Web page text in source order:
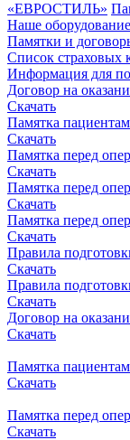
«ЕВРОСТИЛЬ»
Наше оборудование
Памятки и
Список
Информация для
Договор на
Скачать
Памятка
Скачать
Памятка перед
Скачать
Памятка перед
Скачать
Памятка перед
Скачать
Правила
Скачать
Правила
Скачать
Договор на
Скачать
Памятка
Скачать
Памятка перед
Скачать